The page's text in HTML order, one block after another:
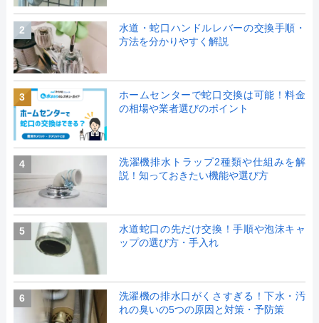
2
水道・蛇口ハンドルレバーの交換手順・
方法を分かりやすく解説
3
ホームセンターで蛇口交換は可能！料金
の相場や業者選びのポイント
4
洗濯機排水トラップ2種類や仕組みを解
説！知っておきたい機能や選び方
5
水道蛇口の先だけ交換！手順や泡沫キャ
ップの選び方・手入れ
6
洗濯機の排水口がくさすぎる！下水・汚
れの臭いの5つの原因と対策・予防策